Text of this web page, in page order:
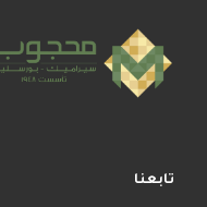
تابعنا